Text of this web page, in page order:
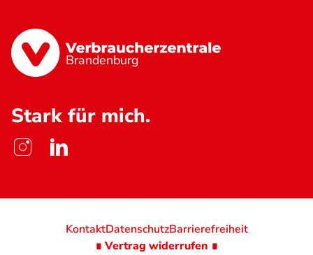
Brandenburg
Stark für mich.
KontaktDatenschutzBarrierefreiheit
∎ Vertrag widerrufen ∎